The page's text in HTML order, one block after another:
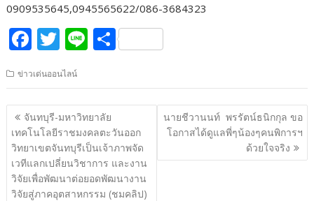
0909535645,0945565622/086-3684323
F
e
b
o
o
k
T
w
itt
er
Li
e
S
ar
e
ข่าวเด่นออนไลน์
แนะแนว
เรื่อง
จันทบุรี-มหาวิทยาลัย
เทคโนโลยีราชมงคลตะวันออก
วิทยาเขตจันทบุรีเป็นเจ้าภาพจัด
เวทีแลกเปลี่ยนวิชาการ และงาน
วิจัยเพื่อพัฒนาต่อยอดพัฒนางาน
วิจัยสู่ภาคอุตสาหกรรม (ชมคลิป)
นายชีวานนท์ พรรัตน์ธนิกกุล ขอ
โอกาสได้ดูแลพี่ๆน้องๆคนพิการฯ
ด้วยใจจริง